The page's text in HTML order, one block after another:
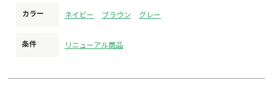
カラー ネイビー ブラウン グレー
条件 リニューアル商品